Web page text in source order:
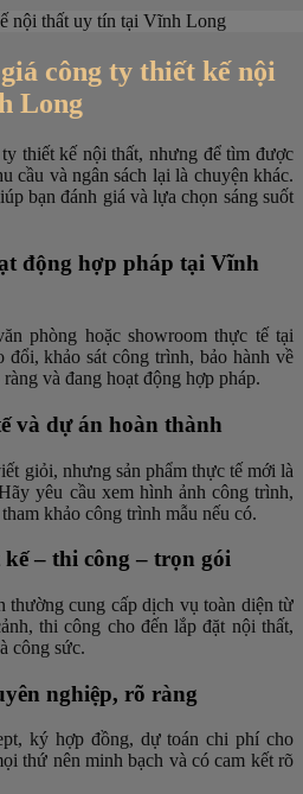
nội thất uy tín tại Vĩnh Long
công ty thiết kế nội
Long
thiết kế nội thất, nhưng để tìm được
cầu và ngân sách lại là chuyện khác.
bạn đánh giá và lựa chọn sáng suốt
động hợp pháp tại Vĩnh
phòng hoặc showroom thực tế tại
khảo sát công trình, bảo hành về
và đang hoạt động hợp pháp.
và dự án hoàn thành
giỏi, nhưng sản phẩm thực tế mới là
yêu cầu xem hình ảnh công trình,
khảo công trình mẫu nếu có.
– thi công – trọn gói
cung cấp dịch vụ toàn diện từ
thi công cho đến lắp đặt nội thất,
công sức.
nghiệp, rõ ràng
ký hợp đồng, dự toán chi phí cho
thứ nên minh bạch và có cam kết rõ